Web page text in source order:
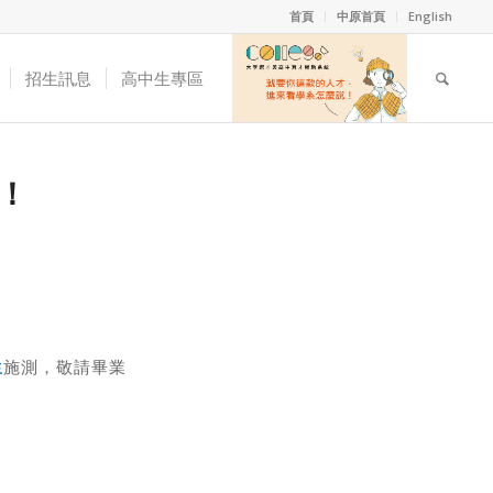
首頁 中原首頁 English
招生訊息 高中生專區
施測，敬請畢業